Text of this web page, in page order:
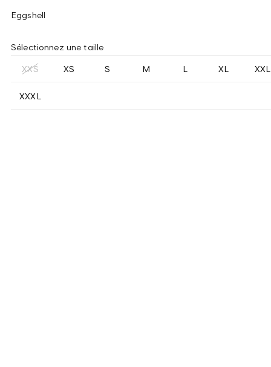
Eggshell
Sélectionnez une taille
XXS XS S M L XL XXL
XXXL